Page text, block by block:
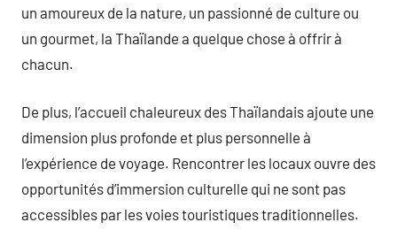
un amoureux de la nature, un passionné de culture ou
un gourmet, la Thaïlande a quelque chose à offrir à
chacun.
De plus, l’accueil chaleureux des Thaïlandais ajoute une
dimension plus profonde et plus personnelle à
l’expérience de voyage. Rencontrer les locaux ouvre des
opportunités d’immersion culturelle qui ne sont pas
accessibles par les voies touristiques traditionnelles.